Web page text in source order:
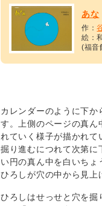
あな
作：
絵：
(福音
カレンダーのように下
す。上側のページの真ん
れていく様子が描かれて
掘り進むにつれて次第に
い円の真ん中を白いちょ
ひろしが穴の中から見上
ひろしはせっせと穴を掘